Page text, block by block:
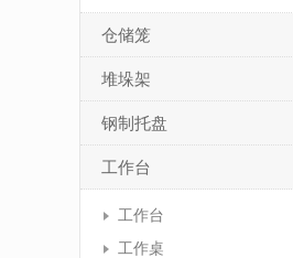
仓储笼
堆垛架
钢制托盘
工作台
工作台
工作桌